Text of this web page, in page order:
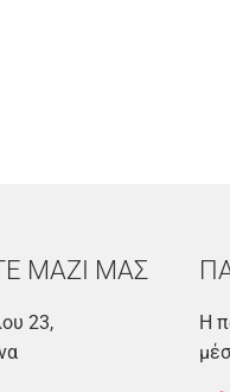
ΜΑΖΙ ΜΑΣ
23,
Η